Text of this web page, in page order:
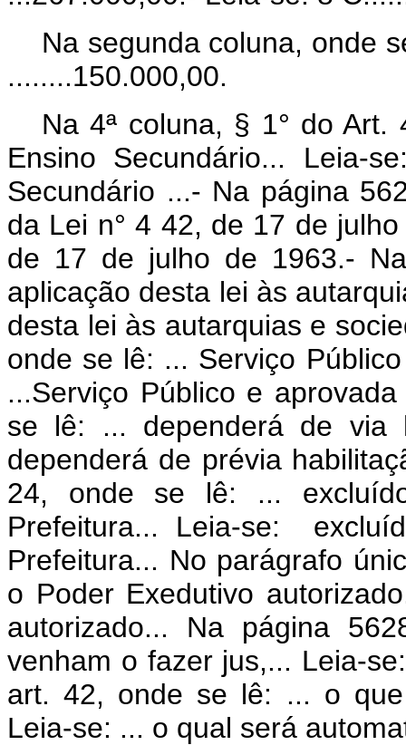
Na segunda coluna, onde
........150.000,00.
Na 4ª coluna, § 1° do
Ensino Secundário... Leia-
Secundário ...- Na página
da Lei n° 4 42, de 17 de
de 17 de julho de 1963.-
aplicação desta lei às
desta lei às autarquias e
onde se lê: ... Serviço
...Serviço Público e
se lê: ... dependerá de via
dependerá de prévia
24, onde se lê: ...
Prefeitura... Leia-se:
Prefeitura... No parágrafo
o Poder Exedutivo
autorizado... Na página
venham o fazer jus,... Leia-
art. 42, onde se lê: ... o que
Leia-se: ... o qual será